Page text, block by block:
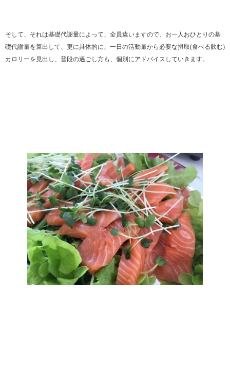
そして、それは基礎代謝量によって、全員違いますので、お一人おひとりの基
礎代謝量を算出して、更に具体的に、一日の活動量から必要な摂取(食べる飲む)
カロリーを見出し、普段の過ごし方も、個別にアドバイスしていきます。